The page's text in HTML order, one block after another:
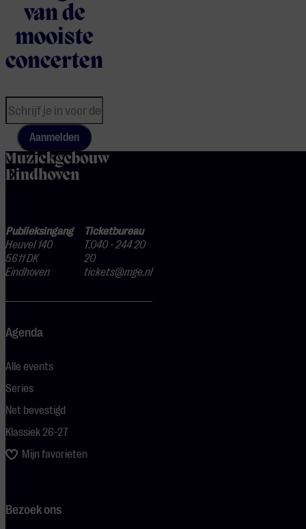
van de
mooiste
concerten
Aanmelden
Publieksingang
Heuvel 140
5611 DK
Eindhoven
Ticketbureau
T.040 - 244 20
20
tickets@mge.nl
Agenda
Alle events
Series
Net bevestigd
Klassiek 26-27
Mijn favorieten
Bezoek ons